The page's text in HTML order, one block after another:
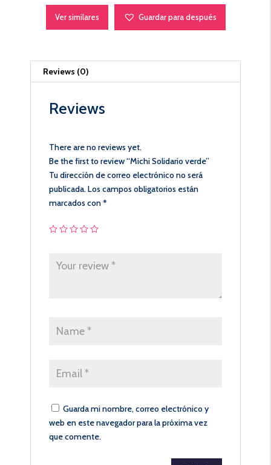
quantity
Ver similares Guardar para después
Reviews (0)
Reviews
There are no reviews yet.
Be the first to review “Michi Solidario verde”
Tu dirección de correo electrónico no será
publicada.Los campos obligatorios están
marcados con*
Guarda mi nombre, correo electrónico y
web en este navegador para la próxima vez
que comente.